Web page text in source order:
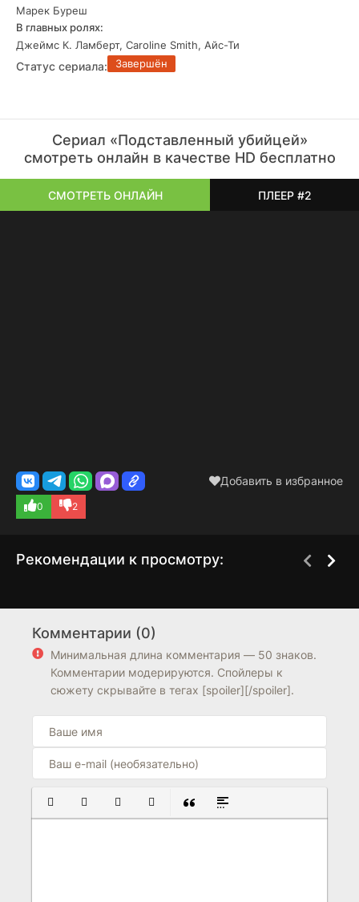
Марек Буреш
В главных ролях:
Джеймс К. Ламберт, Caroline Smith, Айс-Ти
Статус сериала: Завершён
Сериал «Подставленный убийцей»
смотреть онлайн в качестве HD бесплатно
СМОТРЕТЬ ОНЛАЙН ПЛЕЕР #2
Добавить в избранное
0 2
Рекомендации к просмотру:
Комментарии (0)
Минимальная длина комментария — 50 знаков.
Комментарии модерируются. Спойлеры к
сюжету скрывайте в тегах [spoiler][/spoiler].
ПОЛУЖИРНЫЙ
КУРСИВПОДЧЕРКНУТЫЙ
ЗАЧЕРКНУТЫЙ
ВСТАВКА ЦИТАТЫ
ВСТАВКА СПОЙЛЕРА